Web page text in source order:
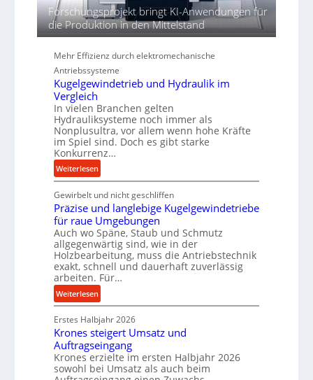
d
i
e
P
f
o
r
m
a
n
c
e
b
e
i
m
D
r
ü
c
k
p
r
o
z
e
Forschungsprojekt bringt KI-Anwendungen für
die Produktion in den Mittelstand
Mehr Effizienz durch elektromechanische
Antriebssysteme
Kugelgewindetrieb und Hydraulik im
Vergleich
In vielen Branchen gelten
Hydrauliksysteme noch immer als
Nonplusultra, vor allem wenn hohe Kräfte
im Spiel sind. Doch es gibt starke
Konkurrenz…
Weiterlesen:
K
u
g
e
l
g
e
w
i
n
d
e
r
i
Gewirbelt und nicht geschliffen
Präzise und langlebige Kugelgewindetriebe
für raue Umgebungen
Auch wo Späne, Staub und Schmutz
allgegenwärtig sind, wie in der
Holzbearbeitung, muss die Antriebstechnik
exakt, schnell und dauerhaft zuverlässig
arbeiten. Für…
Weiterlesen:
P
r
ä
z
i
s
Erstes Halbjahr 2026
Krones steigert Umsatz und
Auftragseingang
Krones erzielte im ersten Halbjahr 2026
sowohl bei Umsatz als auch beim